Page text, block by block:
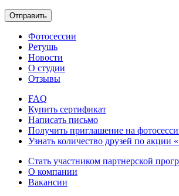
Отправить
Фотосессии
Ретушь
Новости
О студии
Отзывы
FAQ
Купить сертификат
Написать письмо
Получить приглашение на
Узнать количество друзей по акции
Стать участником партнерской
О компании
Вакансии